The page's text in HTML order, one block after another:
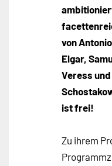
von
Elgar,
Veress
ist frei!
Zu ihrem